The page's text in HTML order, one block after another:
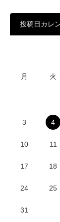
投稿日カレ
月 火
3 4
10 11
17 18
24 25
31